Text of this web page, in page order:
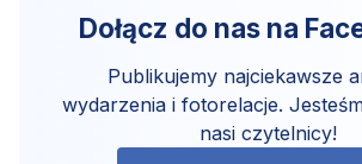
Dołącz do nas na
Publikujemy najciekawsze
wydarzenia i fotorelacje.
nasi czytelnicy!